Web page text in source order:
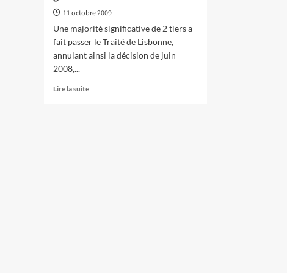
11 octobre 2009
Une majorité significative de 2 tiers a
fait passer le Traité de Lisbonne,
annulant ainsi la décision de juin
2008,...
Lire la suiteEn